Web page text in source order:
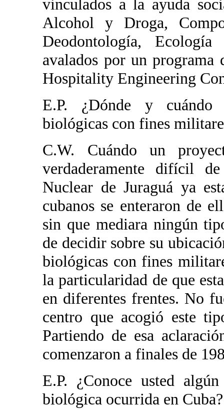
vinculados a la ayuda
Alcohol y Droga,
Deodontología,
avalados por un
Hospitality Engineering
E.P. ¿Dónde y cuándo
biológicas con fines
C.W. Cuándo un
verdaderamente difícil
Nuclear de Juraguá ya
cubanos se enteraron de
sin que mediara ningún
de decidir sobre su
biológicas con fines
la particularidad de que
en diferentes frentes. No
centro que acogió este
Partiendo de esa
comenzaron a finales de
E.P. ¿Conoce usted
biológica ocurrida en Cuba?